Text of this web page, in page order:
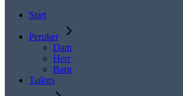
Start
Peruker
Dam
Herr
Barn
Tailors